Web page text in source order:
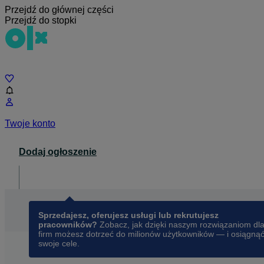
Przejdź do głównej części
Przejdź do stopki
Twoje konto
Dodaj ogłoszenie
Sprzedajesz, oferujesz usługi lub rekrutujesz
pracowników? Zobacz, jak dzięki naszym rozwiązaniom dla
firm możesz dotrzeć do milionów użytkowników — i osiągnąć
swoje cele.